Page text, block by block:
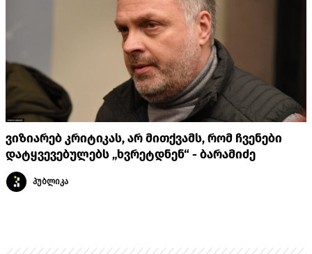
ვიზიარებ კრიტიკას, არ მითქვამს, რომ ჩვენები
დატყვევებულებს „ხვრეტდნენ“ - ბარამიძე
პუბლიკა